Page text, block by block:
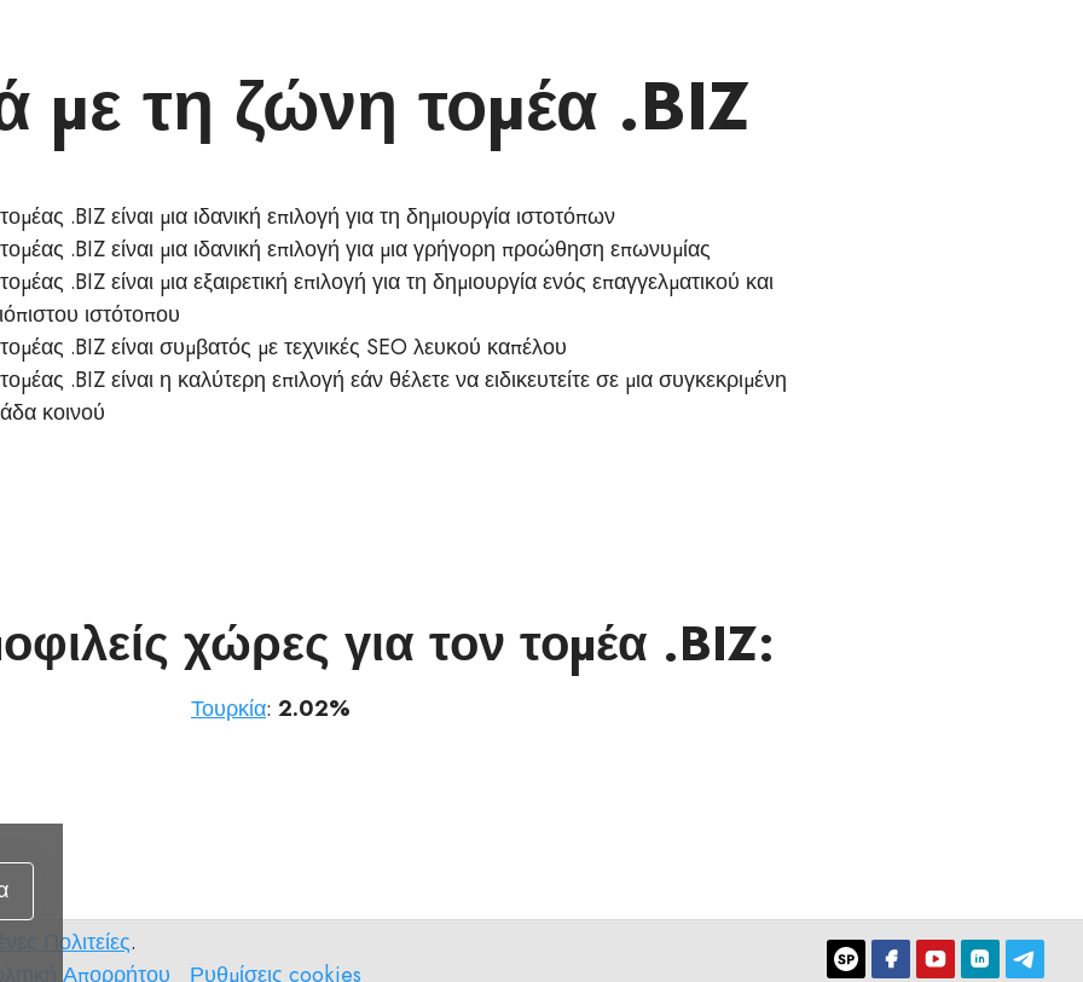
με τη ζώνη τομέα .BIZ
.BIZ είναι μια ιδανική επιλογή για τη δημιουργία ιστοτόπων
.BIZ είναι μια ιδανική επιλογή για μια γρήγορη προώθηση επωνυμίας
.BIZ είναι μια εξαιρετική επιλογή για τη δημιουργία ενός επαγγελματικού και
ιστότοπου
.BIZ είναι συμβατός με τεχνικές SEO λευκού καπέλου
.BIZ είναι η καλύτερη επιλογή εάν θέλετε να ειδικευτείτε σε μια συγκεκριμένη
κοινού
χώρες για τον τομέα .BIZ:
Τουρκία: 2.02%
Πολιτείες.
Απορρήτου Ρυθμίσεις
Ρυθμίσεις cookies